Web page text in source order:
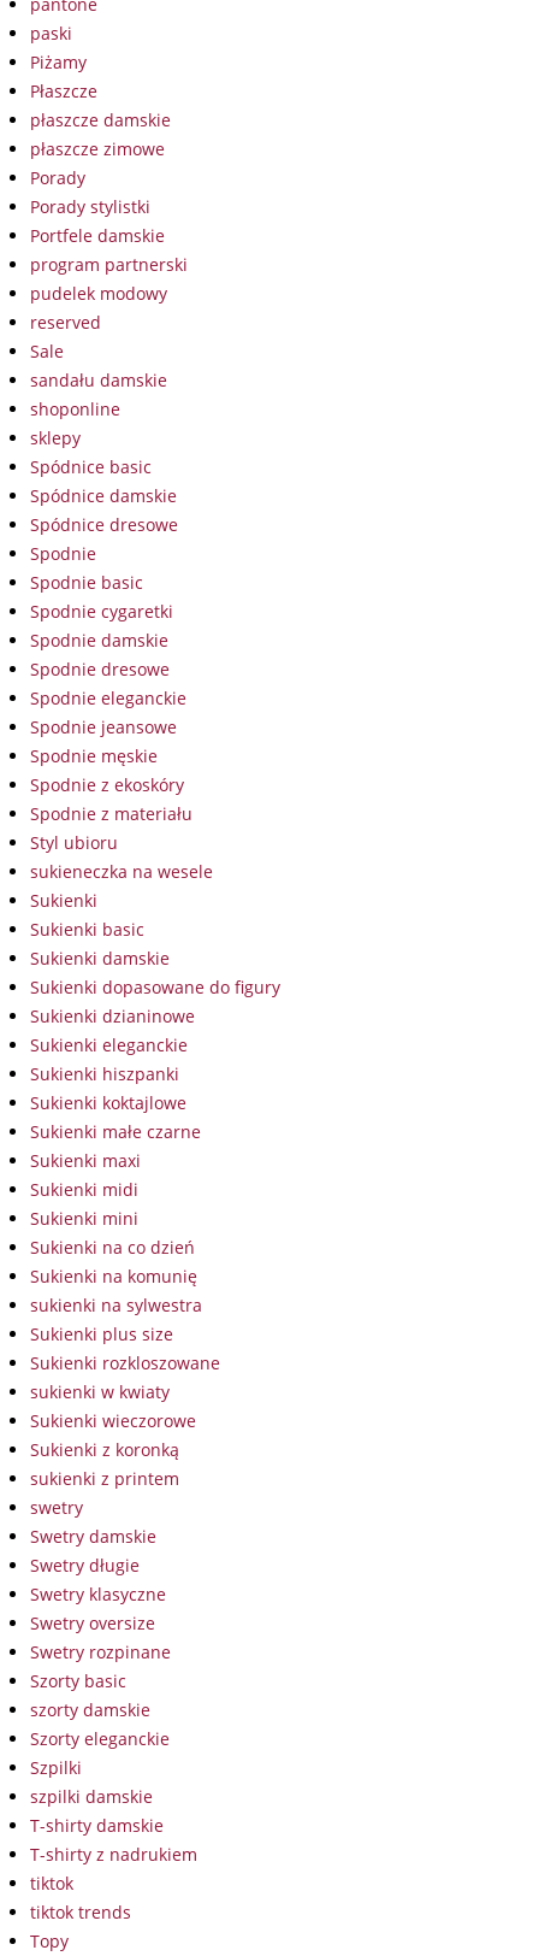
paski
Piżamy
Płaszcze
płaszcze damskie
płaszcze zimowe
Porady
Porady stylistki
Portfele damskie
program partnerski
pudelek modowy
reserved
Sale
sandału damskie
shoponline
sklepy
Spódnice basic
Spódnice damskie
Spódnice dresowe
Spodnie
Spodnie basic
Spodnie cygaretki
Spodnie damskie
Spodnie dresowe
Spodnie eleganckie
Spodnie jeansowe
Spodnie męskie
Spodnie z ekoskóry
Spodnie z materiału
Styl ubioru
sukieneczka na wesele
Sukienki
Sukienki basic
Sukienki damskie
Sukienki dopasowane do figury
Sukienki dzianinowe
Sukienki eleganckie
Sukienki hiszpanki
Sukienki koktajlowe
Sukienki małe czarne
Sukienki maxi
Sukienki midi
Sukienki mini
Sukienki na co dzień
Sukienki na komunię
sukienki na sylwestra
Sukienki plus size
Sukienki rozkloszowane
sukienki w kwiaty
Sukienki wieczorowe
Sukienki z koronką
sukienki z printem
swetry
Swetry damskie
Swetry długie
Swetry klasyczne
Swetry oversize
Swetry rozpinane
Szorty basic
szorty damskie
Szorty eleganckie
Szpilki
szpilki damskie
T-shirty damskie
T-shirty z nadrukiem
tiktok
tiktok trends
Topy